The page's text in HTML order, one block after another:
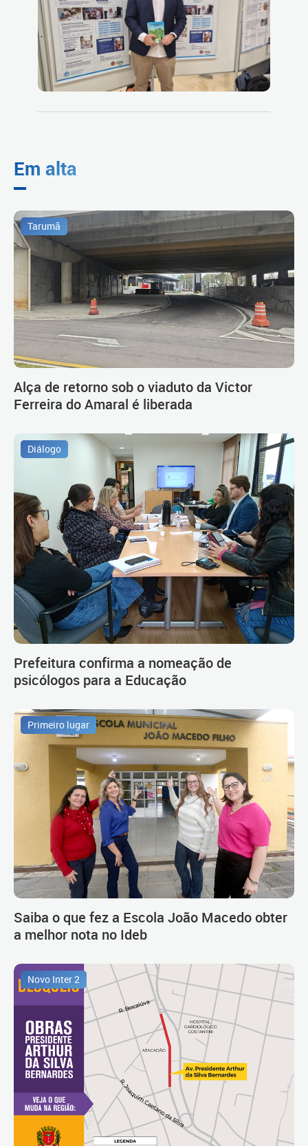
Em alta
Tarumã
Alça de retorno sob o viaduto da Victor
Ferreira do Amaral é liberada
Diálogo
Prefeitura confirma a nomeação de
psicólogos para a Educação
Primeiro lugar
Saiba o que fez a Escola João Macedo obter
a melhor nota no Ideb
Novo Inter 2